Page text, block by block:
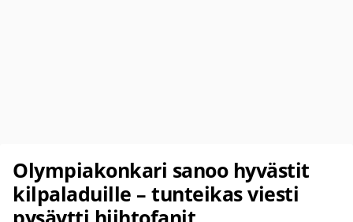
Olympiakonkari sanoo hyvästit
kilpaladuille – tunteikas viesti